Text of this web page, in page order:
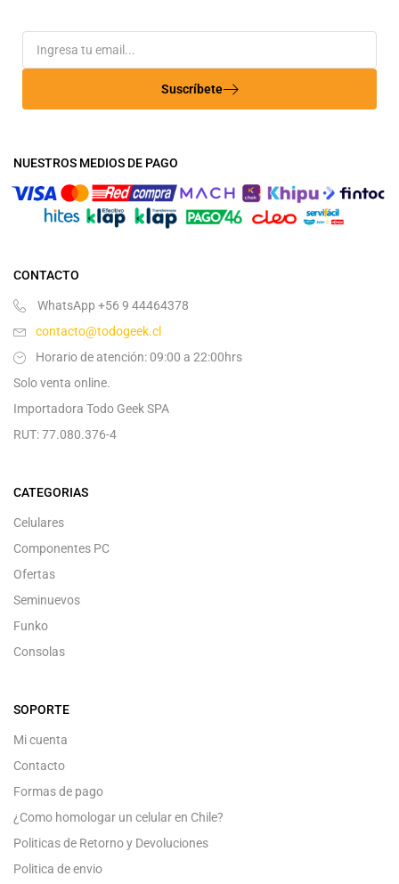
Suscríbete
NUESTROS MEDIOS DE PAGO
CONTACTO
WhatsApp +56 9 44464378
contacto@todogeek.cl
Horario de atención: 09:00 a 22:00hrs
Solo venta online.
Importadora Todo Geek SPA
RUT: 77.080.376-4
CATEGORIAS
Celulares
Componentes PC
Ofertas
Seminuevos
Funko
Consolas
SOPORTE
Mi cuenta
Contacto
Formas de pago
¿Como homologar un celular en Chile?
Politicas de Retorno y Devoluciones
Politica de envio